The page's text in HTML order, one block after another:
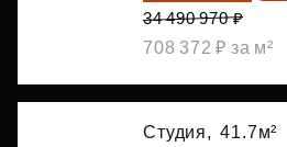
34 490 970 ₽
708 372 ₽ за м²
Студия, 41.7м²